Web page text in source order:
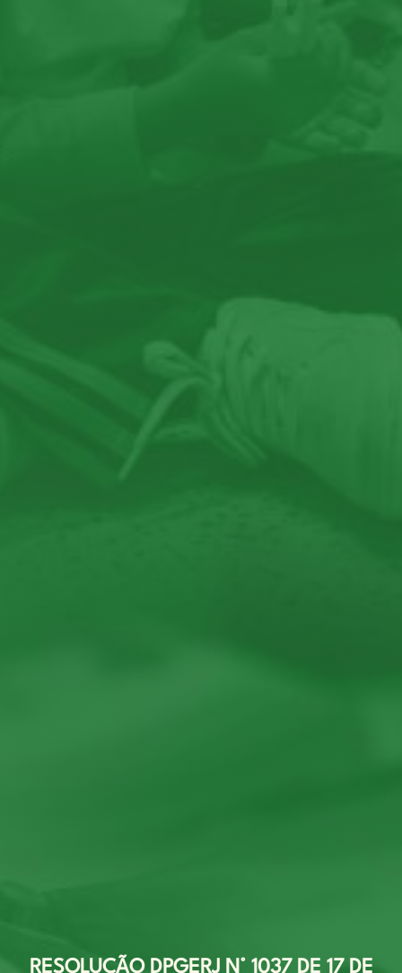
RESOLUÇÃO DPGERJ N° 1037 DE 17 DE